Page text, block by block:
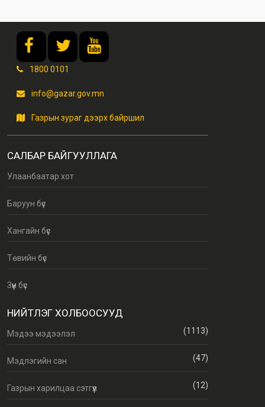
1800 0101
info@gazar.gov.mn
Газрын зураг дээрх байршил
САЛБАР БАЙГУУЛЛАГА
Улаанбаатар хот
Баруун бүс
Хангайн бүс
Төвийн бүс
Зүүн бүс
НИЙТЛЭГ ХОЛБООСУУД
Мэдээ мэдээлэл (1113)
Мэдлэгийн сан (47)
Газрын харилцаа сэтгүүл (12)